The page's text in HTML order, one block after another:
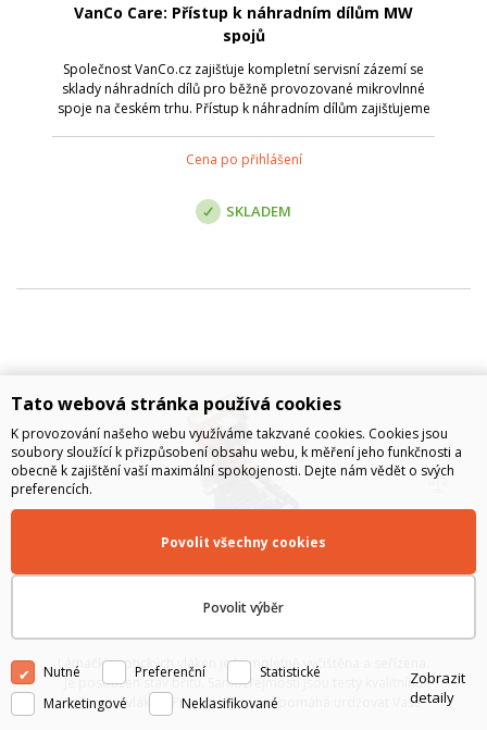
VanCo Care: Přístup k náhradním dílům MW
spojů
Společnost VanCo.cz zajišťuje kompletní servisní zázemí se
sklady náhradních dílů pro běžně provozované mikrovlnné
spoje na českém trhu. Přístup k náhradním dílům zajišťujeme
Cena po přihlášení
SKLADEM
Seřízení a servis lámačky optických vláken
Lámačka optických vláken je kompletně vyčištěna a seřízena.
Je posouzen stav břitu. Samozřejmostí jsou testy kvalitního
zalomení vlákna. Pravidelný servis pomáhá urdžovat Vaše
zařízení v optimální kondici a předchází celkové degeneraci
Tato webová stránka používá cookies
K provozování našeho webu využíváme takzvané cookies. Cookies jsou
soubory sloužící k přizpůsobení obsahu webu, k měření jeho funkčnosti a
obecně k zajištění vaší maximální spokojenosti. Dejte nám vědět o svých
preferencích.
Povolit výběr
Povolit všechny cookies
Nutné Preferenční
Statistické
Marketingové
Neklasifikované
Zobrazit
detaily